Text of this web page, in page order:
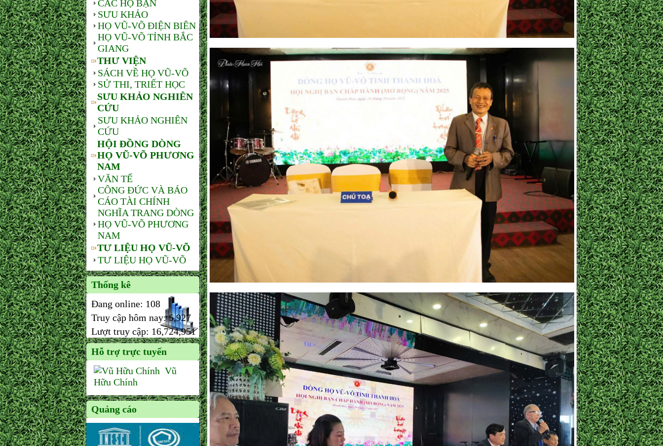
CÁC HỌ BẠN
SƯU KHẢO
HỌ VŨ-VÕ ĐIỆN BIÊN
HỌ VŨ-VÕ TỈNH BẮC
GIANG
THƯ VIỆN
SÁCH VỀ HỌ VŨ-VÕ
SỬ THI, TRIẾT HỌC
SƯU KHẢO NGHIÊN
CỨU
SƯU KHẢO NGHIÊN
CỨU
HỘI ĐỒNG DÒNG
HỌ VŨ-VÕ PHƯƠNG
NAM
VĂN TẾ
CÔNG ĐỨC VÀ BÁO
CÁO TÀI CHÍNH
NGHĨA TRANG DÒNG
HỌ VŨ-VÕ PHƯƠNG
NAM
TƯ LIỆU HỌ VŨ-VÕ
TƯ LIỆU HỌ VŨ-VÕ
Thống kê
Đang online: 108
Truy cập hôm nay:5,927
Lượt truy cập: 16,724,951
Hỗ trợ trực tuyến
Vũ
Hữu Chính
Quảng cáo